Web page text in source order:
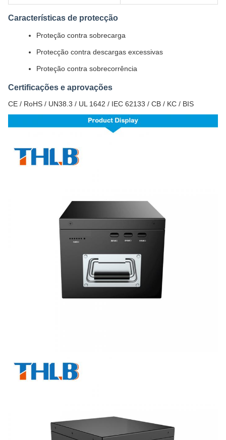
Características de protecção
Proteção contra sobrecarga
Protecção contra descargas excessivas
Proteção contra sobrecorrência
Certificações e aprovações
CE / RoHS / UN38.3 / UL 1642 / IEC 62133 / CB / KC / BIS